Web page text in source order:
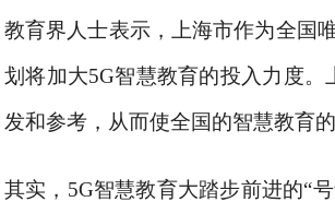
教育界人士表示，上海市作为全国
划将加大5G智慧教育的投入力度
发和参考，从而使全国的智慧教育的
其实， 5G智慧教育大踏步前进的“